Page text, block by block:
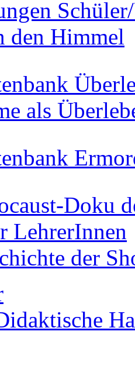
den Himmel
als
Doku
LehrerInnen
der